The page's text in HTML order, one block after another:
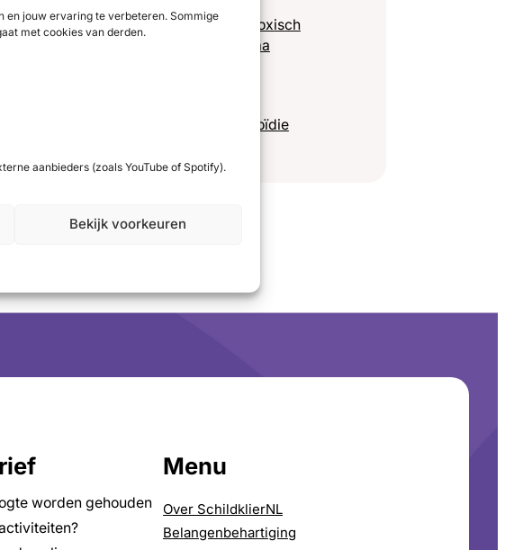
en jouw ervaring te verbeteren. Sommige
met cookies van derden.
aanbieders (zoals YouTube of Spotify).
Bekijk voorkeuren
Toxisch adenoom / toxisch
(multi)nodulair struma
Centrale hyperthyreoïdie
worden gehouden
Menu
Over SchildklierNL
Belangenbehartiging